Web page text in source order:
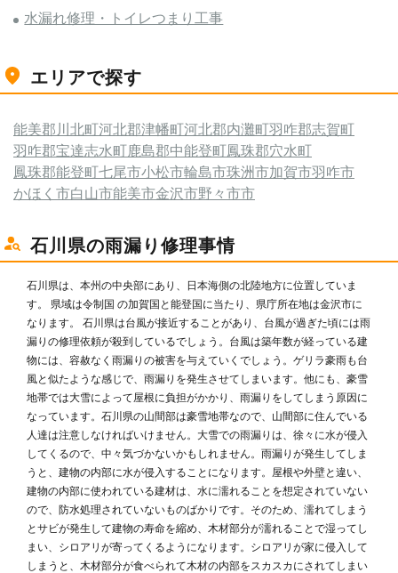
水漏れ修理・トイレつまり工事
エリアで探す
能美郡川北町河北郡津幡町河北郡内灘町羽咋郡志賀町
羽咋郡宝達志水町鹿島郡中能登町鳳珠郡穴水町
鳳珠郡能登町七尾市小松市輪島市珠洲市加賀市羽咋市
かほく市白山市能美市金沢市野々市市
石川県の雨漏り修理事情
石川県は、本州の中央部にあり、日本海側の北陸地方に位置していま
す。 県域は令制国 の加賀国と能登国に当たり、県庁所在地は金沢市に
なります。 石川県は台風が接近することがあり、台風が過ぎた頃には雨
漏りの修理依頼が殺到しているでしょう。台風は築年数が経っている建
物には、容赦なく雨漏りの被害を与えていくでしょう。ゲリラ豪雨も台
風と似たような感じで、雨漏りを発生させてしまいます。他にも、豪雪
地帯では大雪によって屋根に負担がかかり、雨漏りをしてしまう原因に
なっています。石川県の山間部は豪雪地帯なので、山間部に住んでいる
人達は注意しなければいけません。大雪での雨漏りは、徐々に水が侵入
してくるので、中々気づかないかもしれません。雨漏りが発生してしま
うと、建物の内部に水が侵入することになります。屋根や外壁と違い、
建物の内部に使われている建材は、水に濡れることを想定されていない
ので、防水処理されていないものばかりです。そのため、濡れてしまう
とサビが発生して建物の寿命を縮め、木材部分が濡れることで湿ってし
まい、シロアリが寄ってくるようになります。シロアリが家に侵入して
しまうと、木材部分が食べられて木材の内部をスカスカにされてしまい